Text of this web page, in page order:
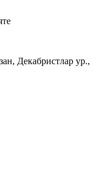
Декабристлар ур.,